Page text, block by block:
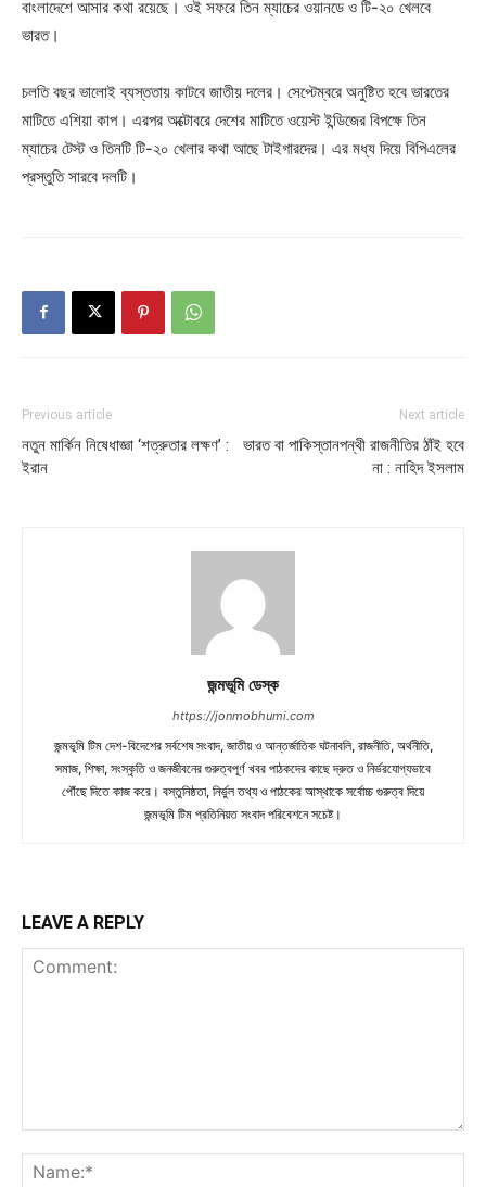
বাংলাদেশে আসার কথা রয়েছে। ওই সফরে তিন ম্যাচের ওয়ানডে ও টি-২০ খেলবে
ভারত।
চলতি বছর ভালোই ব্যস্ততায় কাটবে জাতীয় দলের। সেপ্টেম্বরে অনুষ্টিত হবে ভারতের
মাটিতে এশিয়া কাপ। এরপর অক্টোবরে দেশের মাটিতে ওয়েস্ট ইন্ডিজের বিপক্ষে তিন
ম্যাচের টেস্ট ও তিনটি টি-২০ খেলার কথা আছে টাইগারদের। এর মধ্য দিয়ে বিপিএলের
প্রস্তুতি সারবে দলটি।
Previous article
নতুন মার্কিন নিষেধাজ্ঞা ‘শত্রুতার লক্ষণ’ :
ইরান
Next article
ভারত বা পাকিস্তানপন্থী রাজনীতির ঠাঁই হবে
না : নাহিদ ইসলাম
জন্মভূমি ডেস্ক
https://jonmobhumi.com
জন্মভূমি টিম দেশ-বিদেশের সর্বশেষ সংবাদ, জাতীয় ও আন্তর্জাতিক ঘটনাবলি, রাজনীতি, অর্থনীতি,
সমাজ, শিক্ষা, সংস্কৃতি ও জনজীবনের গুরুত্বপূর্ণ খবর পাঠকদের কাছে দ্রুত ও নির্ভরযোগ্যভাবে
পৌঁছে দিতে কাজ করে। বস্তুনিষ্ঠতা, নির্ভুল তথ্য ও পাঠকের আস্থাকে সর্বোচ্চ গুরুত্ব দিয়ে
জন্মভূমি টিম প্রতিনিয়ত সংবাদ পরিবেশনে সচেষ্ট।
LEAVE A REPLY